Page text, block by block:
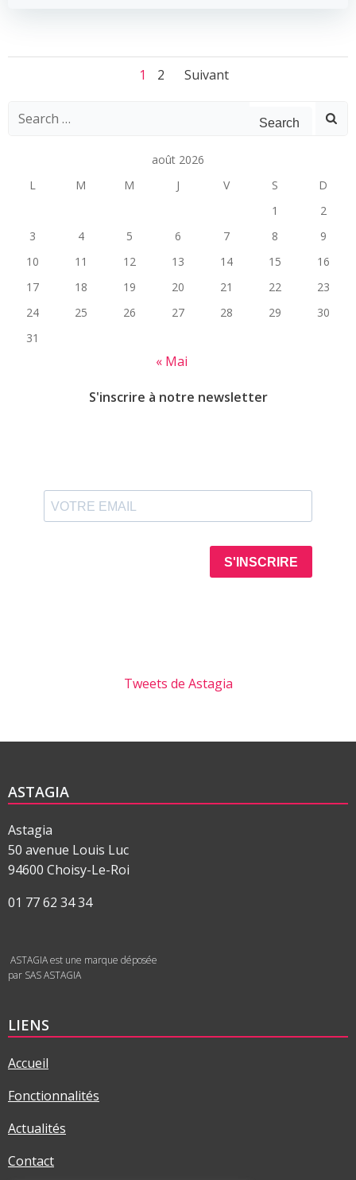
Posts
navigation
Page
1 Page
2
Posts
navigation
Suivant
Search
août 2026
L
M M J V S
D
1
2
3
4 5 6 7 8
9
10
11 12 13 14 15
16
17
18 19 20 21 22
23
24
25 26 27 28 29
30
31
« Mai
S'inscrire à notre newsletter
Tweets de Astagia
ASTAGIA
Astagia
50 avenue Louis Luc
94600 Choisy-Le-Roi
01 77 62 34 34
ASTAGIA est une marque déposée
par SAS ASTAGIA
LIENS
Accueil
Fonctionnalités
Actualités
Contact